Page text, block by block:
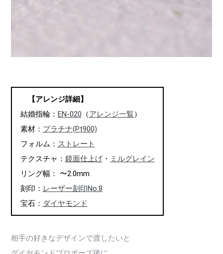
【アレンジ詳細】
結婚指輪： EN-020 （アレンジ一覧）
素材： プラチナ(Pt900)
フォルム： ストレート
テクスチャ： 鏡面仕上げ・ ミルグレイン
リング幅： 〜2.0mm
刻印： レーザー刻印No.8
宝石： ダイヤモンド
相手の好きなデザインで渡したいと